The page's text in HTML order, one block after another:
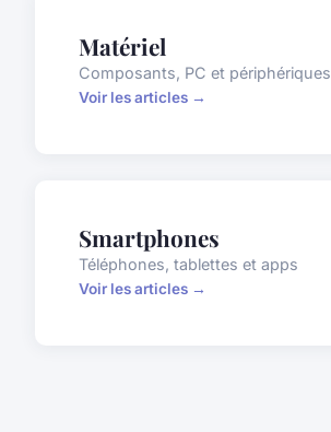
Matériel
Composants, PC et périphériques
Voir les articles →
Smartphones
Téléphones, tablettes et apps
Voir les articles →